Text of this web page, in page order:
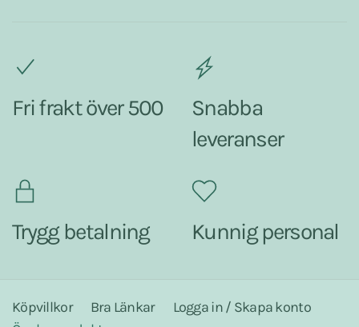
Fri frakt över 500
Snabba
leveranser
Trygg betalning Kunnig personal
Köpvillkor Bra Länkar
Logga in / Skapa konto